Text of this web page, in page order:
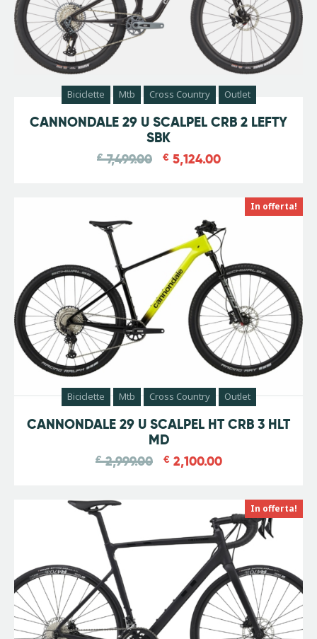
32%
Biciclette Mtb Cross Country Outlet
CANNONDALE 29 U SCALPEL CRB 2 LEFTY
SBK
€ 7,499.00 € 5,124.00
In offerta!
30%
Biciclette Mtb Cross Country Outlet
CANNONDALE 29 U SCALPEL HT CRB 3 HLT
MD
€ 2,999.00 € 2,100.00
In offerta!